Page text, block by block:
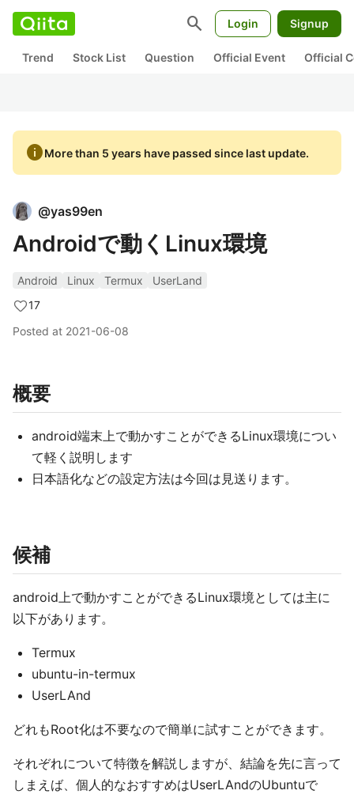
search Login Signup
Trend Stock List Question Official Event Official
infoMore than 5 years have passed since last update.
@yas99en
Androidで動くLinux環境
Android Linux Termux
UserLand
17
Posted at 2021-06-08
概要
android端末上で動かすことができるLinux環境につい
て軽く説明します
日本語化などの設定方法は今回は見送ります。
候補
android上で動かすことができるLinux環境としては主に
以下があります。
Termux
ubuntu-in-termux
UserLAnd
どれもRoot化は不要なので簡単に試すことができます。
それぞれについて特徴を解説しますが、結論を先に言って
しまえば、個人的なおすすめはUserLAndのUbuntuで